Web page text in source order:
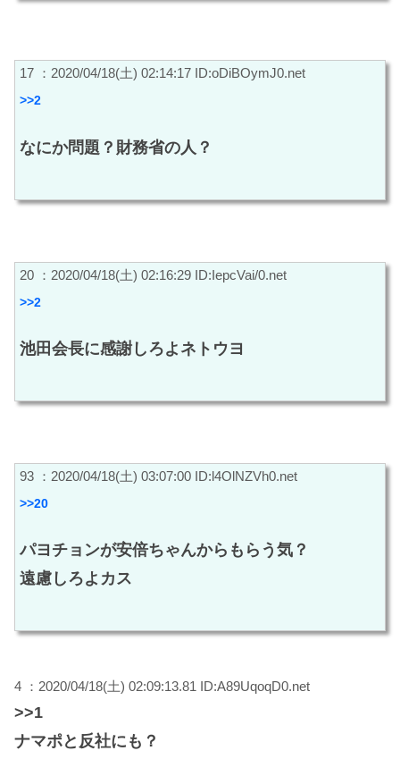
17 ：2020/04/18(土) 02:14:17 ID:oDiBOymJ0.net
>>2
なにか問題？財務省の人？
20 ：2020/04/18(土) 02:16:29 ID:IepcVai/0.net
>>2
池田会長に感謝しろよネトウヨ
93 ：2020/04/18(土) 03:07:00 ID:l4OlNZVh0.net
>>20
パヨチョンが安倍ちゃんからもらう気？
遠慮しろよカス
4 ：2020/04/18(土) 02:09:13.81 ID:A89UqoqD0.net
>>1
ナマポと反社にも？